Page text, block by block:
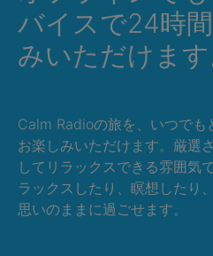
バイスで24時
みいただけます
Calm Radioの旅を、いつでも
お楽しみいただけます。厳選
してリラックスできる雰囲気
ラックスしたり、瞑想したり
思いのままに過ごせます。